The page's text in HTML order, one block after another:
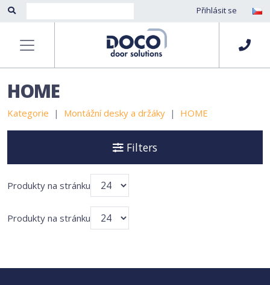
Přihlásit se
HOME
Kategorie Montážní desky a držáky HOME
Filters
Produkty na stránku
Produkty na stránku